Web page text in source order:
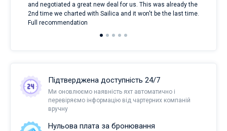
and negotiated a great new deal for us. This was already the
2nd time we charted with Sailica and it won't be the last time.
Full recommendation
Підтверджена доступність 24/7
Ми оновлюємо наявність яхт автоматично і
перевіряємо інформацію від чартерних компаній
вручну
Нульова плата за бронювання